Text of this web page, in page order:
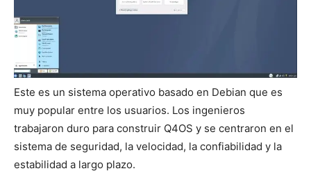
Este es un sistema operativo basado en Debian que es
muy popular entre los usuarios. Los ingenieros
trabajaron duro para construir Q4OS y se centraron en el
sistema de seguridad, la velocidad, la confiabilidad y la
estabilidad a largo plazo.